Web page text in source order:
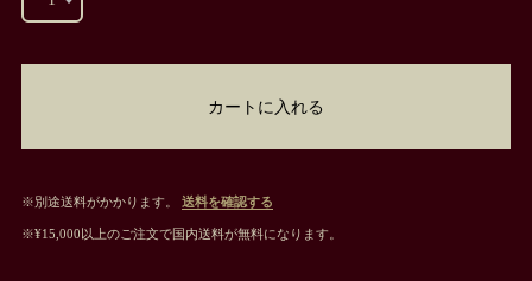
カートに入れる
※別途送料がかかります。 送料を確認する
※¥15,000以上のご注文で国内送料が無料になります。